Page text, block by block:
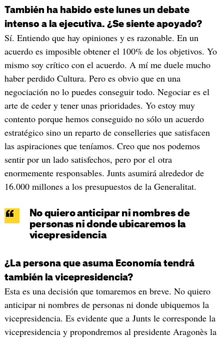
También ha habido este lunes un debate
intenso a la ejecutiva. ¿Se siente apoyado?
Sí. Entiendo que hay opiniones y es razonable. En un
acuerdo es imposible obtener el 100% de los objetivos. Yo
mismo soy crítico con el acuerdo. A mí me duele mucho
haber perdido Cultura. Pero es obvio que en una
negociación no lo puedes conseguir todo. Negociar es el
arte de ceder y tener unas prioridades. Yo estoy muy
contento porque hemos conseguido no sólo un acuerdo
estratégico sino un reparto de conselleries que satisfacen
las aspiraciones que teníamos. Creo que nos podemos
sentir por un lado satisfechos, pero por el otra
enormemente responsables. Junts asumirá alrededor de
16.000 millones a los presupuestos de la Generalitat.
No quiero anticipar ni nombres de
personas ni donde ubicaremos la
vicepresidencia
¿La persona que asuma Economía tendrá
también la vicepresidencia?
Esta es una decisión que tomaremos en breve. No quiero
anticipar ni nombres de personas ni donde ubiquemos la
vicepresidencia. Es evidente que a Junts le corresponde la
vicepresidencia y propondremos al presidente Aragonès la